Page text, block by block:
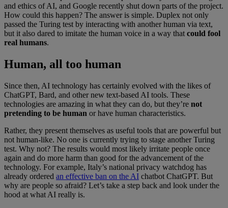
and ethics of AI, and Google recently shut down parts of the project.
How could this happen? The answer is simple. Duplex not only
passed the Turing test by interacting with another human via text,
but it also dared to imitate the human voice in a way thatcould fool
real humans.
Human, all too human
Since then, AI technology has certainly evolved with the likes of
ChatGPT, Bard, and other new text-based AI tools. These
technologies are amazing in what they can do, but they’re not
pretending to be human or have human characteristics.
Rather, they present themselves as useful tools that are powerful but
not human-like. No one is currently trying to stage another Turing
test. Why not? The results would most likely irritate people once
again and do more harm than good for the advancement of the
technology. For example, Italy’s national privacy watchdog has
already ordered an effective ban on the AI chatbot ChatGPT. But
why are people so afraid? Let’s take a step back and look under the
hood at what AI really is.